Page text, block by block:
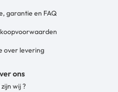
garantie en FAQ
over levering
ons
wij ?